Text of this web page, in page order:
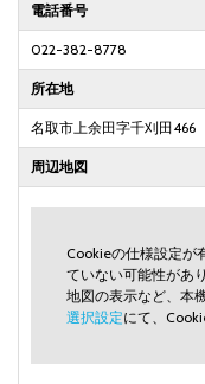
電話番号
022-382-8778
所在地
名取市上余田字千刈田466
周辺地図
Cookieの仕様設定が
ていない可能性があ
地図の表示など、本
選択設定にて、